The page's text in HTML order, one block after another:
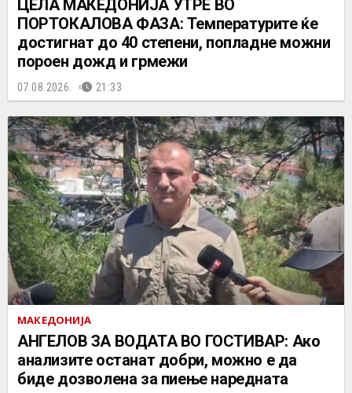
ЦЕЛА МАКЕДОНИЈА УТРЕ ВО
ПОРТОКАЛОВА ФАЗА: Температурите ќе
достигнат до 40 степени, попладне можни
пороен дожд и грмежи
07.08.2026. 21:33
МАКЕДОНИЈА
АНГЕЛОВ ЗА ВОДАТА ВО ГОСТИВАР: Ако
анализите останат добри, можно е да
биде дозволена за пиење наредната